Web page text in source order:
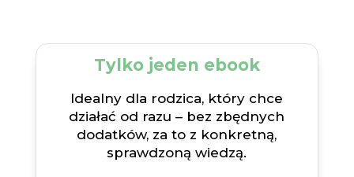
Tylko jeden ebook
Idealny dla rodzica, który chce
działać od razu – bez zbędnych
dodatków, za to z konkretną,
sprawdzoną wiedzą.